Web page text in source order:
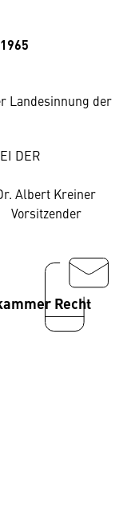
Landesinnung der
DER
Recht